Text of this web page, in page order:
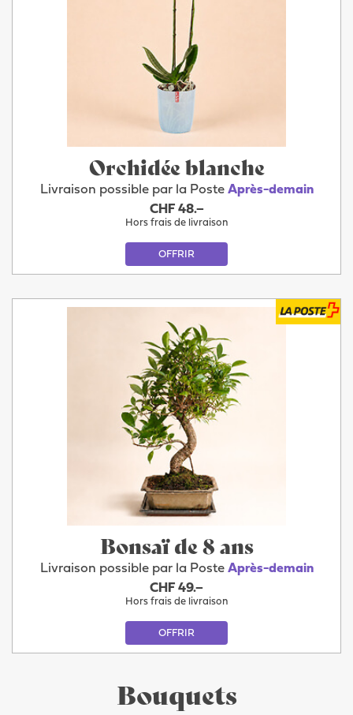
Orchidée blanche
Livraison possible par la Poste Après-demain
CHF 48.–
Hors frais de livraison
OFFRIR
Bonsaï de 8 ans
Livraison possible par la Poste Après-demain
CHF 49.–
Hors frais de livraison
OFFRIR
Bouquets